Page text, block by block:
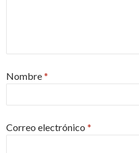
Nombre*
Correo electrónico *